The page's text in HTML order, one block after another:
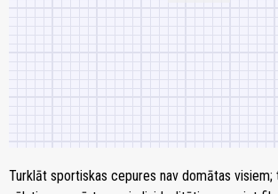
Turklāt sportiskas cepures nav domātas